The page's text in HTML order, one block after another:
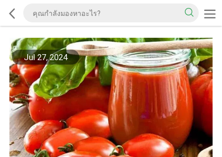
Jul 27, 2024